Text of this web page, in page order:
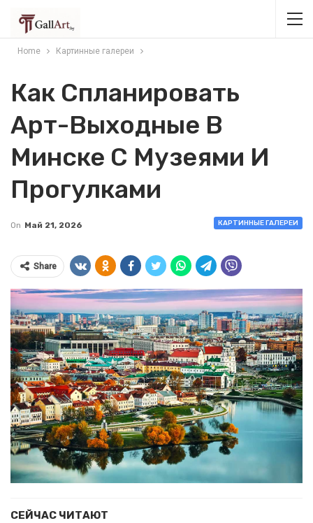
Home Картинные галереи
Как Спланировать
Арт-Выходные В
Минске С Музеями И
Прогулками
КАРТИННЫЕ ГАЛЕРЕИ
On Май 21, 2026
Share
СЕЙЧАС ЧИТАЮТ